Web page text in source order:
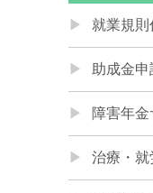
就業規則
助成金申
障害年金
治療・就